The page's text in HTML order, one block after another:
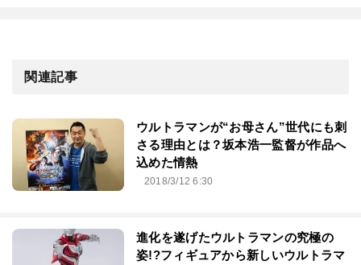
関連記事
ウルトラマンが“お母さん”世代にも刺
さる理由とは？坂本浩一監督が作品へ
込めた情熱
2018/3/12 6:30
進化を遂げたウルトラマンの究極の
姿!?フィギュアから新しいウルトラマ